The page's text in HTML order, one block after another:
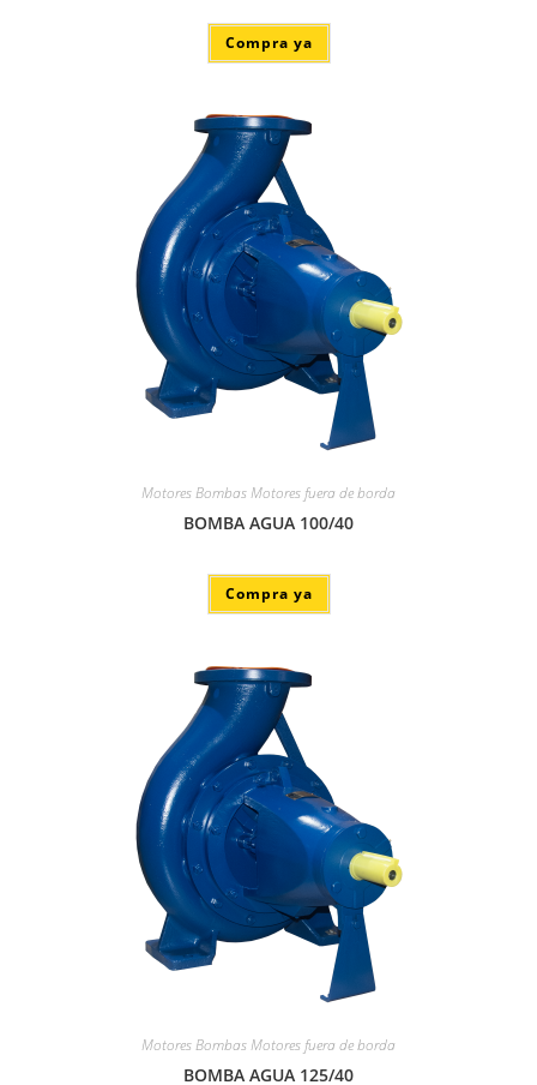
Compra ya
Motores Bombas Motores fuera de borda
BOMBA AGUA 100/40
Compra ya
Motores Bombas Motores fuera de borda
BOMBA AGUA 125/40